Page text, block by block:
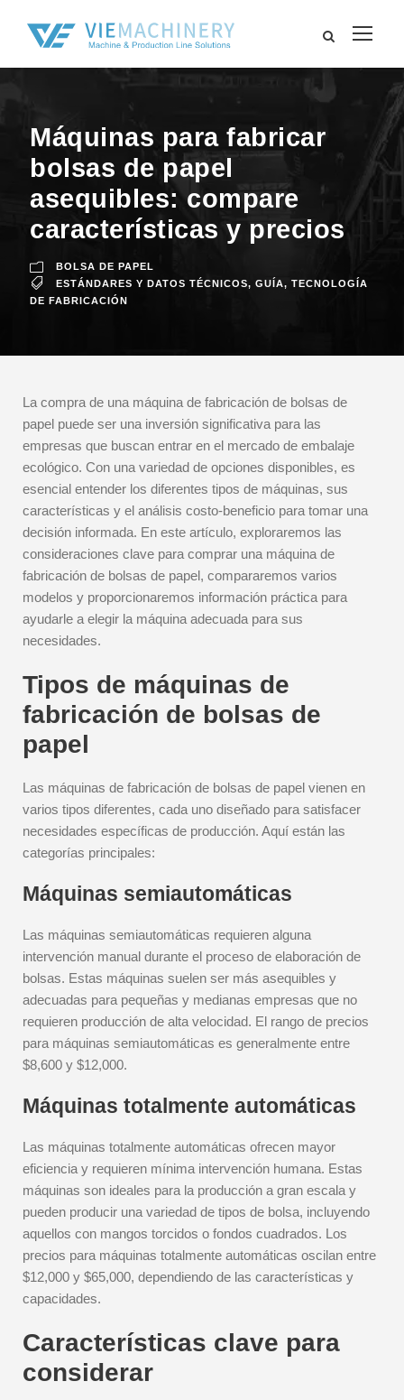
Máquinas para fabricar
bolsas de papel
asequibles: compare
características y precios
BOLSA DE PAPEL
ESTÁNDARES Y DATOS TÉCNICOS, GUÍA, TECNOLOGÍA
DE FABRICACIÓN
La compra de una máquina de fabricación de bolsas de
papel puede ser una inversión significativa para las
empresas que buscan entrar en el mercado de embalaje
ecológico. Con una variedad de opciones disponibles, es
esencial entender los diferentes tipos de máquinas, sus
características y el análisis costo-beneficio para tomar una
decisión informada. En este artículo, exploraremos las
consideraciones clave para comprar una máquina de
fabricación de bolsas de papel, compararemos varios
modelos y proporcionaremos información práctica para
ayudarle a elegir la máquina adecuada para sus
necesidades.
Tipos de máquinas de
fabricación de bolsas de
papel
Las máquinas de fabricación de bolsas de papel vienen en
varios tipos diferentes, cada uno diseñado para satisfacer
necesidades específicas de producción. Aquí están las
categorías principales:
Máquinas semiautomáticas
Las máquinas semiautomáticas requieren alguna
intervención manual durante el proceso de elaboración de
bolsas. Estas máquinas suelen ser más asequibles y
adecuadas para pequeñas y medianas empresas que no
requieren producción de alta velocidad. El rango de precios
para máquinas semiautomáticas es generalmente entre
$8,600 y $12,000.
Máquinas totalmente automáticas
Las máquinas totalmente automáticas ofrecen mayor
eficiencia y requieren mínima intervención humana. Estas
máquinas son ideales para la producción a gran escala y
pueden producir una variedad de tipos de bolsa, incluyendo
aquellos con mangos torcidos o fondos cuadrados. Los
precios para máquinas totalmente automáticas oscilan entre
$12,000 y $65,000, dependiendo de las características y
capacidades.
Características clave para
considerar